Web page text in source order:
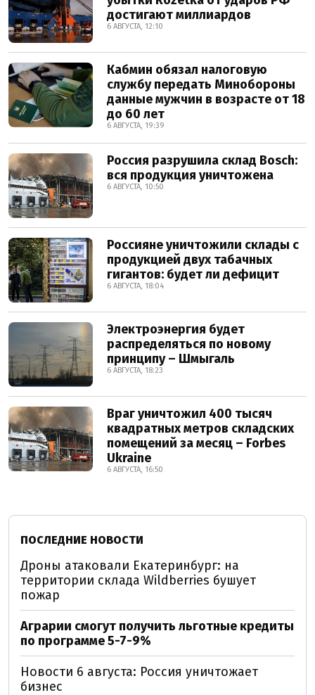
достигают миллиардов
6 АВГУСТА, 12:10
Кабмин обязал налоговую
службу передать Минобороны
данные мужчин в возрасте от 18
до 60 лет
6 АВГУСТА, 19:39
Россия разрушила склад Bosch:
вся продукция уничтожена
6 АВГУСТА, 10:50
Россияне уничтожили склады с
продукцией двух табачных
гигантов: будет ли дефицит
6 АВГУСТА, 18:04
Электроэнергия будет
распределяться по новому
принципу – Шмыгаль
6 АВГУСТА, 18:23
Враг уничтожил 400 тысяч
квадратных метров складских
помещений за месяц – Forbes
Ukraine
6 АВГУСТА, 16:50
ПОСЛЕДНИЕ НОВОСТИ
Дроны атаковали Екатеринбург: на
территории склада Wildberries бушует
пожар
Аграрии смогут получить льготные кредиты
по программе 5-7-9%
Новости 6 августа: Россия уничтожает
бизнес